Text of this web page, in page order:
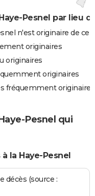
Pesnel par lieu
n'est originaire de ce
originaires
originaires
originaires
fréquemment originaires
Pesnel qui
la Haye-Pesnel
décès (source :